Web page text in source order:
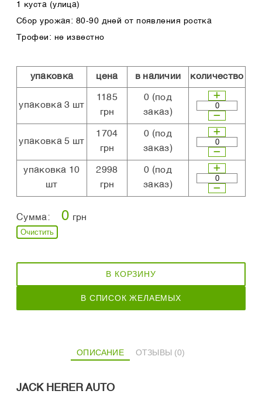
1 куста (улица)
Сбор урожая: 80-90 дней от появления ростка
Трофеи: не известно
упаковка цена в наличии количество
упаковка 3 шт
1185
грн
0 (под
заказ)
упаковка 5 шт
1704
грн
0 (под
заказ)
упаковка 10
шт
2998
грн
0 (под
заказ)
Сумма: 0 грн
Очистить
В КОРЗИНУ
В СПИСОК ЖЕЛАЕМЫХ
ОПИСАНИЕ ОТЗЫВЫ (0)
JACK HERER AUTO